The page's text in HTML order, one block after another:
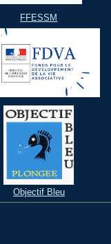
FFESSM
Objectif Bleu